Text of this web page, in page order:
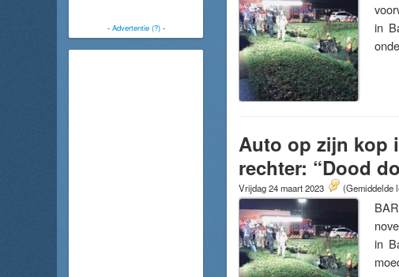
- Advertentie (?)-
in
Auto op zijn kop
rechter: “Dood
Vrijdag 24 maart 2023 (Gemiddelde
in